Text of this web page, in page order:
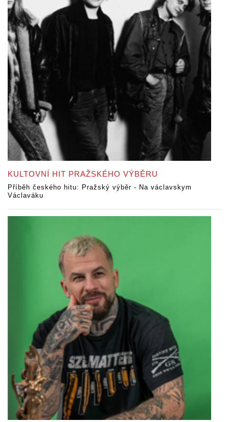
KULTOVNÍ HIT PRAŽSKÉHO VÝBĚRU
Příběh českého hitu: Pražský výběr - Na václavskym
Václaváku